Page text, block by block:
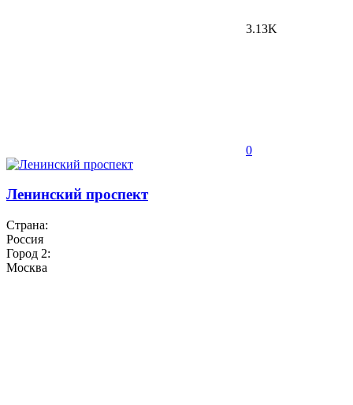
3.13K
0
Ленинский проспект
Страна:
Россия
Город 2:
Москва